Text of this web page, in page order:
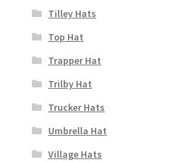
Tilley Hats
Top Hat
Trapper Hat
Trilby Hat
Trucker Hats
Umbrella Hat
Village Hats